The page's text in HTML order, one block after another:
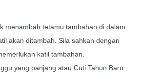
menambah tetamu tambahan di dalam
akan ditambah. Sila sahkan dengan
katil tambahan.
yang panjang atau Cuti Tahun Baru